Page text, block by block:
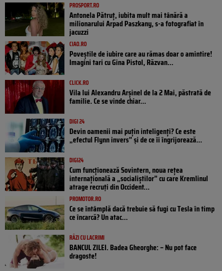
PROSPORT.RO
Antonela Pătruț, iubita mult mai tânără a
milionarului Arpad Paszkany, s-a fotografiat în
jacuzzi
CIAO.RO
Poveştile de iubire care au rămas doar o amintire!
Imagini tari cu Gina Pistol, Răzvan...
CLICK.RO
Vila lui Alexandru Arșinel de la 2 Mai, păstrată de
familie. Ce se vinde chiar...
DIGI 24
Devin oamenii mai puțin inteligenți? Ce este
„efectul Flynn invers” și de ce îi îngrijorează...
DIGI24
Cum funcționează Sovintern, noua rețea
internațională a „socialiștilor” cu care Kremlinul
atrage recruți din Occident...
PROMOTOR.RO
Ce se întâmplă dacă trebuie să fugi cu Tesla în timp
ce încarcă? Un atac...
RÂZI CU LACRIMI
BANCUL ZILEI. Badea Gheorghe: – Nu pot face
dragoste!